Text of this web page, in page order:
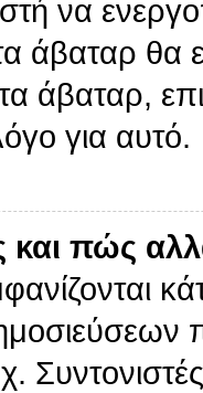
να
άβαταρ θα
άβαταρ,
για αυτό.
και πώς